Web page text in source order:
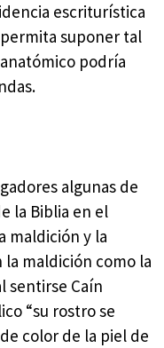
escriturística
suponer tal
podría
algunas de
la Biblia en el
maldición y la
maldición como la
sentirse Caín
“su rostro se
color de la piel de